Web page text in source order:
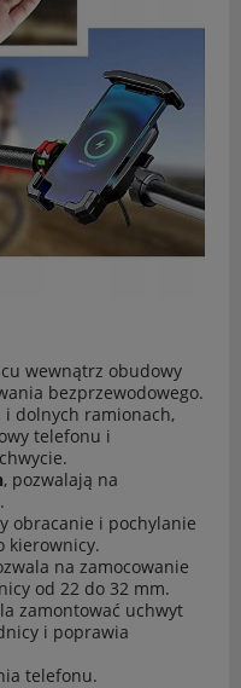
wewnątrz obudowy
bezprzewodowego.
i dolnych ramionach,
telefonu i
, pozwalają na
obracanie i pochylanie
kierownicy.
na zamocowanie
od 22 do 32 mm.
zamontować uchwyt
i poprawia
telefonu.